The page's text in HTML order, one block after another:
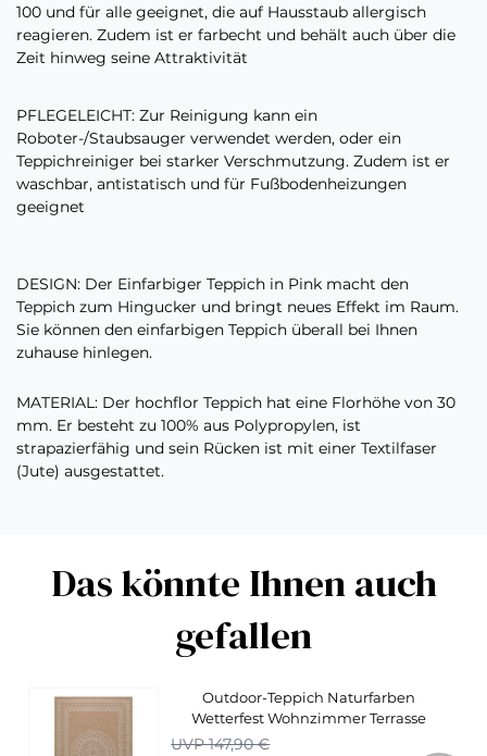
100 und für alle geeignet, die auf Hausstaub allergisch
reagieren. Zudem ist er farbecht und behält auch über die
Zeit hinweg seine Attraktivität
PFLEGELEICHT: Zur Reinigung kann ein
Roboter-/Staubsauger verwendet werden, oder ein
Teppichreiniger bei starker Verschmutzung. Zudem ist er
waschbar, antistatisch und für Fußbodenheizungen
geeignet
DESIGN: Der Einfarbiger Teppich in Pink macht den
Teppich zum Hingucker und bringt neues Effekt im Raum.
Sie können den einfarbigen Teppich überall bei Ihnen
zuhause hinlegen.
MATERIAL: Der hochflor Teppich hat eine Florhöhe von 30
mm. Er besteht zu 100% aus Polypropylen, ist
strapazierfähig und sein Rücken ist mit einer Textilfaser
(Jute) ausgestattet.
Das könnte Ihnen auch
gefallen
Outdoor-Teppich Naturfarben
Wetterfest Wohnzimmer Terrasse
Balkon Küchenteppich
UVP 147,90 €